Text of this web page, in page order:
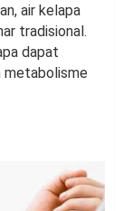
air kelapa
tradisional.
dapat
metabolisme